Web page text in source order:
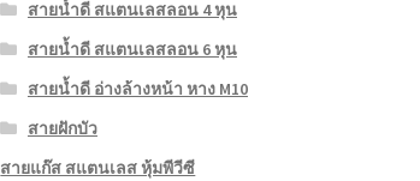
สายน้ำดี สแตนเลสลอน 4 หุน
สายน้ำดี สแตนเลสลอน 6 หุน
สายน้ำดี อ่างล้างหน้า หาง M10
สายฝักบัว
สายแก๊ส สแตนเลส หุ้มพีวีซี